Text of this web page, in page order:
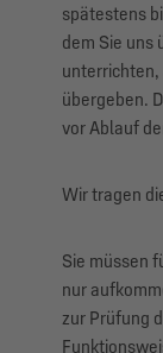
spätestens
dem Sie uns
unterrichten,
übergeben.
vor Ablauf
Wir tragen
Sie müssen
nur
zur Prüfung